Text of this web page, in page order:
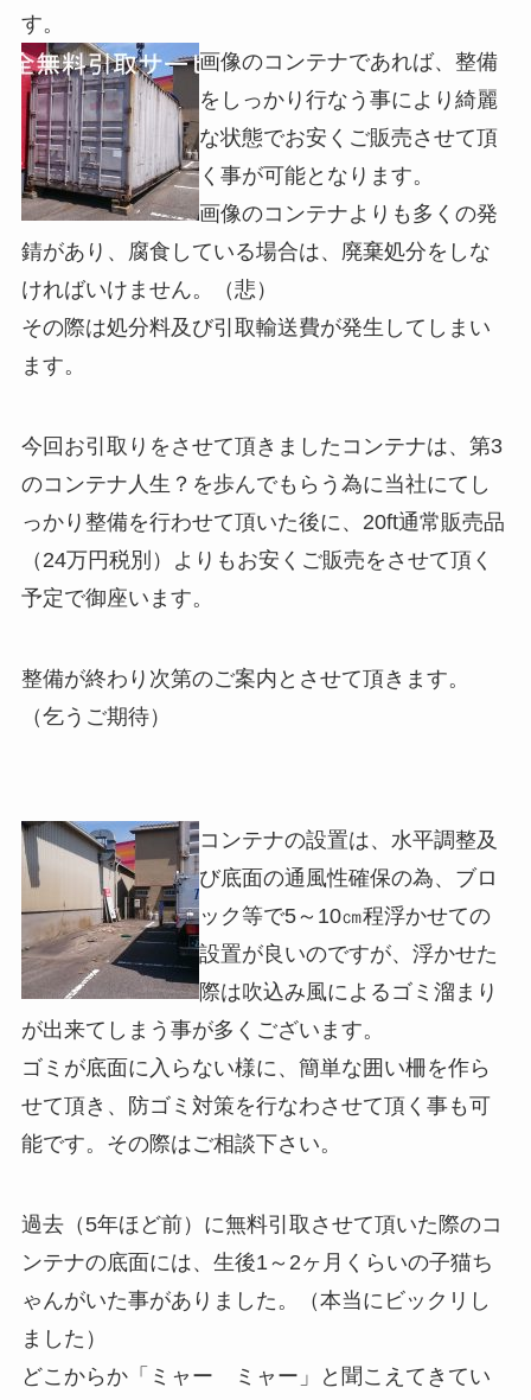
す。
画像のコンテナであれば、整備
をしっかり行なう事により綺麗
な状態でお安くご販売させて頂
く事が可能となります。
画像のコンテナよりも多くの発
錆があり、腐食している場合は、廃棄処分をしな
ければいけません。（悲）
その際は処分料及び引取輸送費が発生してしまい
ます。
今回お引取りをさせて頂きましたコンテナは、第3
のコンテナ人生？を歩んでもらう為に当社にてし
っかり整備を行わせて頂いた後に、20ft通常販売品
（24万円税別）よりもお安くご販売をさせて頂く
予定で御座います。
整備が終わり次第のご案内とさせて頂きます。
（乞うご期待）
コンテナの設置は、水平調整及
び底面の通風性確保の為、ブロ
ック等で5～10㎝程浮かせての
設置が良いのですが、浮かせた
際は吹込み風によるゴミ溜まり
が出来てしまう事が多くございます。
ゴミが底面に入らない様に、簡単な囲い柵を作ら
せて頂き、防ゴミ対策を行なわさせて頂く事も可
能です。その際はご相談下さい。
過去（5年ほど前）に無料引取させて頂いた際のコ
ンテナの底面には、生後1～2ヶ月くらいの子猫ち
ゃんがいた事がありました。（本当にビックリし
ました）
どこからか「ミャー ミャー」と聞こえてきてい